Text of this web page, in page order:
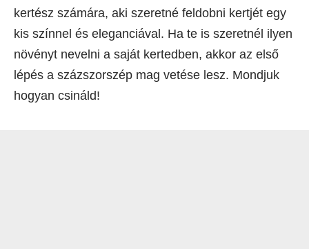
kertész számára, aki szeretné feldobni kertjét egy
kis színnel és eleganciával. Ha te is szeretnél ilyen
növényt nevelni a saját kertedben, akkor az első
lépés a százszorszép mag vetése lesz. Mondjuk
hogyan csináld!